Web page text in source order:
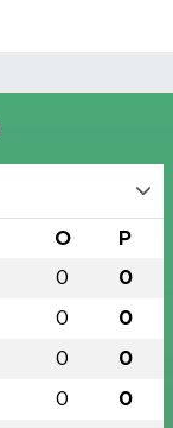
O P
0 0
0 0
0 0
0 0